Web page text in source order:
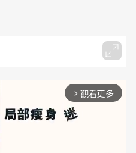
arrow_forward_ios 觀看更多